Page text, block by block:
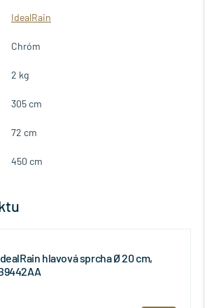
IdealRain
Chróm
2 kg
305 cm
72 cm
450 cm
hlavová sprcha Ø 20 cm,